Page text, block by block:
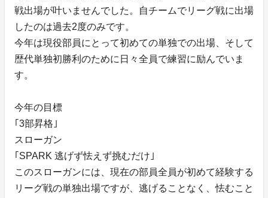
戦出場が叶いませんでした。自チームでリーグ戦に出場
したのは過去2度のみです。
今年は現役部員にとって初めての単独での出場、そして
歴代単独初勝利のために日々全員で練習に励んでいま
す。
今年の目標
｢3部昇格｣
スローガン
｢SPARK 逃げず怯えず挑むだけ｣
このスローガンには、現在の部員全員が初めて経験する
リーグ戦の単独出場ですが、逃げることなく、怯むこと